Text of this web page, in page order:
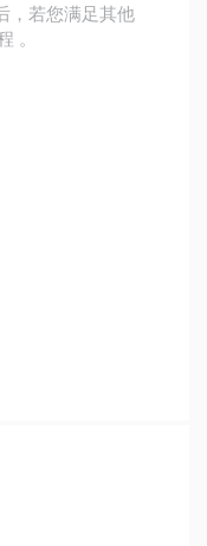
，若您满足其他
。